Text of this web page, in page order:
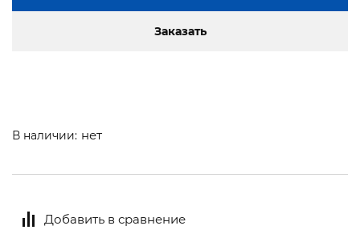
Заказать
В наличии: нет
Добавить в сравнение